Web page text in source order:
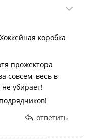
коробка
прожектора
совсем, весь в
не убирает!
ответить